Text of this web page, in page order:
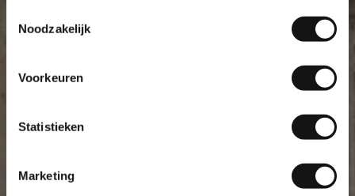
Noodzakelijk
Voorkeuren
Statistieken
Marketing
Naam
E-mailadres